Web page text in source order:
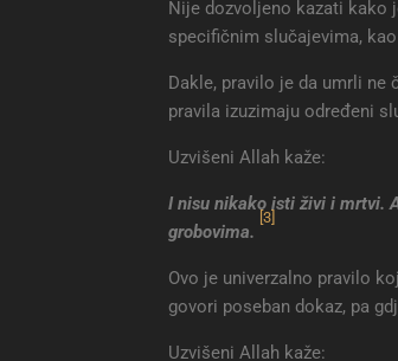
Nije dozvoljeno kazati kako
specifičnim slučajevima,
Dakle, pravilo je da umrli ne
pravila izuzimaju određeni
Uzvišeni Allah kaže:
I nisu nikako isti živi i mrtvi.
grobovima.
[3]
Ovo je univerzalno pravilo
govori poseban dokaz, pa
Uzvišeni Allah kaže: